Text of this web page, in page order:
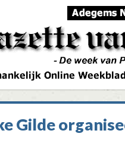
Gilde